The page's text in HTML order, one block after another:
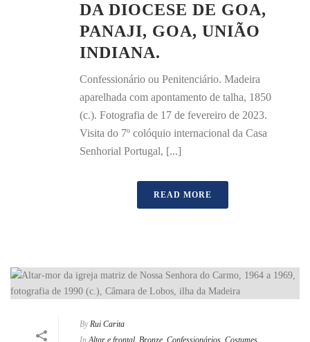
DA DIOCESE DE GOA,
PANAJI, GOA, UNIÃO
INDIANA.
Confessionário ou Penitenciário. Madeira
aparelhada com apontamento de talha, 1850
(c.). Fotografia de 17 de fevereiro de 2023.
Visita do 7º colóquio internacional da Casa
Senhorial Portugal, [...]
READ MORE
By Rui Carita
In Altar e frontal, Bronze, Confessionários, Costumes,